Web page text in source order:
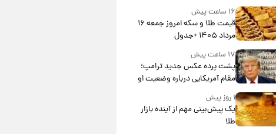
۱۶ ساعت پیش
قیمت طلا و سکه امروز جمعه ۱۶
مرداد ۱۴۰۵ +جدول
۱۷ ساعت پیش
پشت پرده عکس جدید ترامپ؛
مقام آمریکایی درباره وضعیت او
چه گفت؟
۱ روز پیش
یک پیش‌بینی مهم از آینده بازار
طلا